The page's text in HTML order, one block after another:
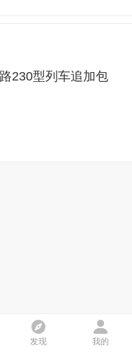
230型列车追加包
发现 我的